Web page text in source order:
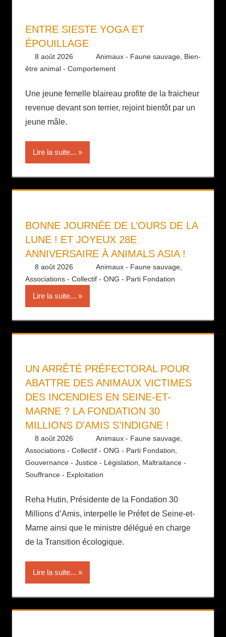
ENTRE SIESTE YOGA ET
ÉPOUILLAGE
8 août 2026 Daniel
Animaux - Faune sauvage, Bien-
être animal - Comportement
Une jeune femelle blaireau profite de la fraicheur
revenue devant son terrier, rejoint bientôt par un
jeune mâle.
Lire la suite...
BONNE JOURNÉE DE L’OURS DE LA
LUNE ! ET JOYEUX 28E
ANNIVERSAIRE À ANIMALS ASIA !
8 août 2026 Daniel
Animaux - Faune sauvage,
Associations - Collectif - ONG - Parti Fondation
Lire la suite...
UN ARRÊTÉ PRÉFECTORAL POUR
ABATTRE DES ANIMAUX VICTIMES
DES INCENDIES EN SEINE-ET-
MARNE ? LA FONDATION 30
MILLIONS D’AMIS S’INDIGNE !
8 août 2026 Daniel
Animaux - Faune sauvage,
Associations - Collectif - ONG - Parti Fondation
Gouvernance - Justice - Législation
Maltraitance -
Souffrance - Exploitation
Reha Hutin, Présidente de la Fondation 30
Millions d’Amis, interpelle le Préfet de Seine-et-
Marne ainsi que le ministre délégué en charge
de la Transition écologique.
Lire la suite...